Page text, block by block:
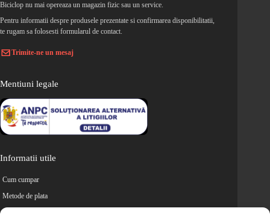
Biciclop nu mai opereaza un magazin fizic sau un service.
Pentru informatii despre produsele prezentate si confirmarea disponibilitatii,
te rugam sa folosesti formularul de contact.
Trimite-ne un mesaj
Mentiuni legale
Informatii utile
Cum cumpar
Metode de plata